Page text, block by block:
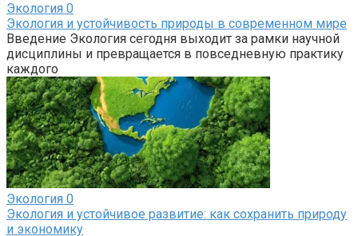
Экология 0
Экология и устойчивость природы в современном мире
Введение Экология сегодня выходит за рамки научной
дисциплины и превращается в повседневную практику
каждого
Экология 0
Экология и устойчивое развитие: как сохранить природу
и экономику